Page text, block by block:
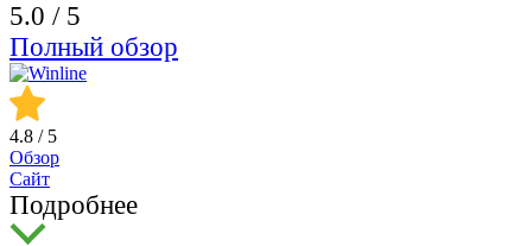
5.0 / 5
Полный обзор
4.8 / 5
Обзор
Сайт
Подробнее